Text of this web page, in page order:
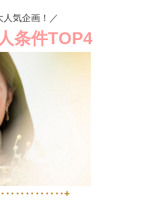
人気企画！／
条件TOP4